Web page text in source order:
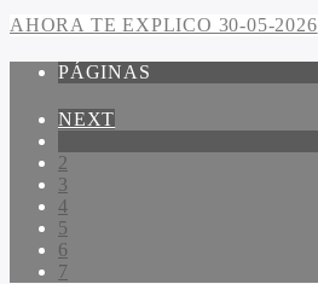
AHORA TE EXPLICO 30-05-2026
PÁGINAS
NEXT
2
3
4
5
6
7